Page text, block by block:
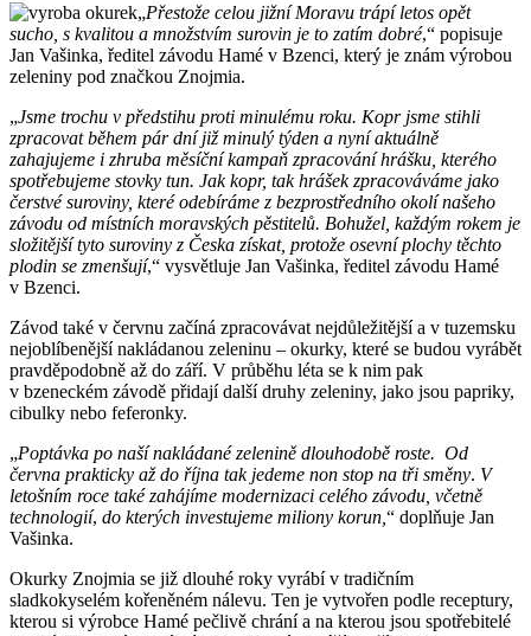
„Přestože celou jižní Moravu trápí letos opět
sucho, s kvalitou a množstvím surovin je to zatím dobré,“ popisuje
Jan Vašinka, ředitel závodu Hamé v Bzenci, který je znám výrobou
zeleniny pod značkou Znojmia.
„Jsme trochu v předstihu proti minulému roku. Kopr jsme stihli
zpracovat během pár dní již minulý týden a nyní aktuálně
zahajujeme i zhruba měsíční kampaň zpracování hrášku, kterého
spotřebujeme stovky tun. Jak kopr, tak hrášek zpracováváme jako
čerstvé suroviny, které odebíráme z bezprostředního okolí našeho
závodu od místních moravských pěstitelů. Bohužel, každým rokem je
složitější tyto suroviny z Česka získat, protože osevní plochy těchto
plodin se zmenšují,“ vysvětluje Jan Vašinka, ředitel závodu Hamé
v Bzenci.
Závod také v červnu začíná zpracovávat nejdůležitější a v tuzemsku
nejoblíbenější nakládanou zeleninu – okurky, které se budou vyrábět
pravděpodobně až do září. V průběhu léta se k nim pak
v bzeneckém závodě přidají další druhy zeleniny, jako jsou papriky,
cibulky nebo feferonky.
„Poptávka po naší nakládané zelenině dlouhodobě roste. Od
června prakticky až do října tak jedeme non stop na tři směny. V
letošním roce také zahájíme modernizaci celého závodu, včetně
technologií, do kterých investujeme miliony korun, “ doplňuje Jan
Vašinka.
Okurky Znojmia se již dlouhé roky vyrábí v tradičním
sladkokyselém kořeněném nálevu. Ten je vytvořen podle receptury,
kterou si výrobce Hamé pečlivě chrání a na kterou jsou spotřebitelé